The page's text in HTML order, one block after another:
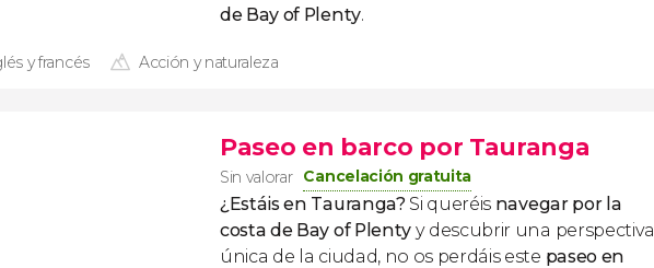
de Bay of Plenty.
y francés Acción y naturaleza
Paseo en barco por Tauranga
Sin valorar Cancelación gratuita
¿Estáis en Tauranga? Si queréis navegar por la
costa de Bay of Plentyy descubrir una perspectiva
única de la ciudad, no os perdáis este paseo en